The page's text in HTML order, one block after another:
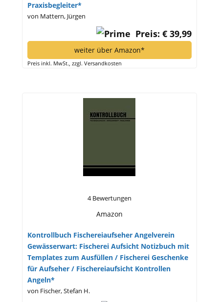
Praxisbegleiter*
von Mattern, Jürgen
Preis: € 39,99
weiter über Amazon*
Preis inkl. MwSt., zzgl. Versandkosten
4 Bewertungen
Amazon
Kontrollbuch Fischereiaufseher Angelverein
Gewässerwart: Fischerei Aufsicht Notizbuch mit
Templates zum Ausfüllen / Fischerei Geschenke
für Aufseher / Fischereiaufsicht Kontrollen
Angeln*
von Fischer, Stefan H.